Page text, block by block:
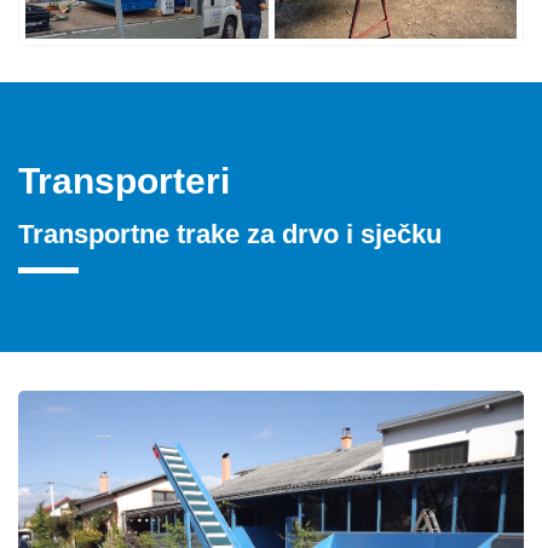
Transporteri
Transportne trake za drvo i sječku